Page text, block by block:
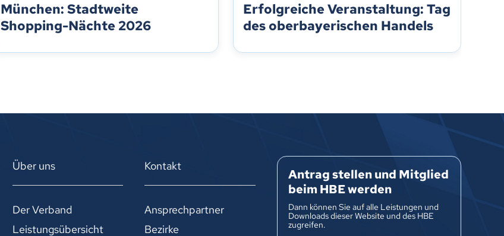
München: Stadtweite
Shopping-Nächte 2026
Erfolgreiche Veranstaltung: Tag
des oberbayerischen Handels
Über uns
Der Verband
Leistungsübersicht
Kontakt
Ansprechpartner
Bezirke
Antrag stellen und Mitglied
beim HBE werden
Dann können Sie auf alle Leistungen und
Downloads dieser Website und des HBE
zugreifen.